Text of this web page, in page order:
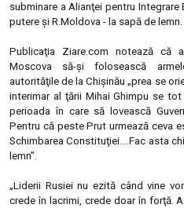
subminare a Alianţei pentru
putere şi R.Moldova - la sapă de lemn.
Publicaţia Ziare.com notează că
Moscova să-şi folosească
autorităţile de la Chişinău „prea se
interimar al ţării Mihai Ghimpu se
perioada în care să lovească
Pentru că peste Prut urmează ceva
Schimbarea Constituţiei....Fac asta
lemn”.
„Liderii Rusiei nu ezită când vine
crede în lacrimi, crede doar în forţă.